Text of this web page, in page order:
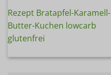
Rezept Bratapfel-Karamell-
Butter-Kuchen lowcarb
glutenfrei